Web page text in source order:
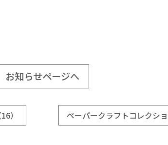
お知らせページへ
）
ペーパークラフトコレクシ